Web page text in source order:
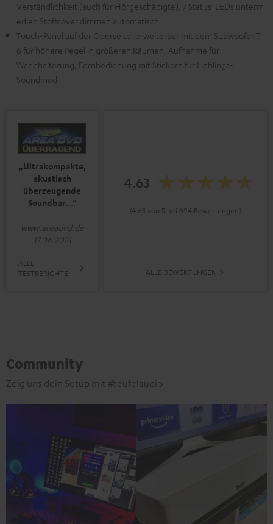
Verständlichkeit (auch für Hörgeschädigte), 7 Status-LEDs unterm
edlen Stoffcover dimmen automatisch
Touch-Panel auf der Oberseite, erweiterbar mit dem Subwoofer T
6 für höhere Pegel in größeren Räumen, Aufnahme für
Wandhalterung, Fernbedienung mit Stickern für Lieblings-
Soundmodi
„Ultrakompakte,
akustisch
überzeugende
Soundbar…“
www.areadvd.de
17.06.2021
ALLE
TESTBERICHTE
4.63
(4.63 von 5 bei 694 Bewertungen)
ALLE BEWERTUNGEN
Community
Zeig uns dein Setup mit #teufelaudio